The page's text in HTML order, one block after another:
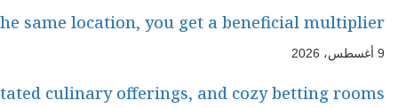
Sydney emphasises high quality over wide